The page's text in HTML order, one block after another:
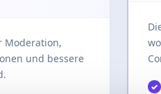
Moderation,
und bessere
✓